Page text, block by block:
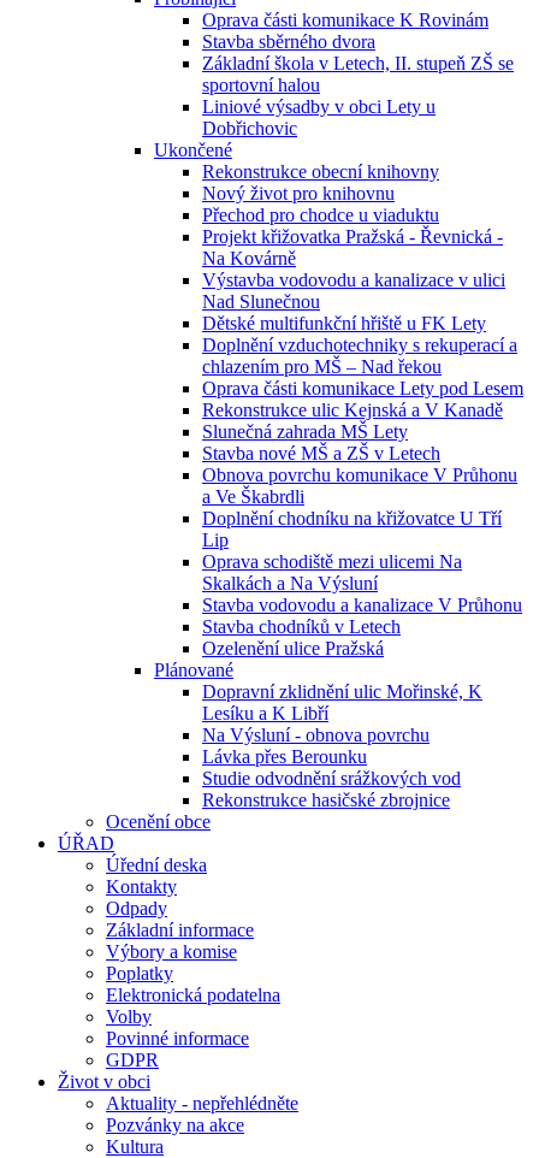
Oprava části komunikace K Rovinám
Stavba sběrného dvora
Základní škola v Letech, II. stupeň ZŠ se
sportovní halou
Liniové výsadby v obci Lety u
Dobřichovic
Ukončené
Rekonstrukce obecní knihovny
Nový život pro knihovnu
Přechod pro chodce u viaduktu
Projekt křižovatka Pražská - Řevnická -
Na Kovárně
Výstavba vodovodu a kanalizace v ulici
Nad Slunečnou
Dětské multifunkční hřiště u FK Lety
Doplnění vzduchotechniky s rekuperací a
chlazením pro MŠ – Nad řekou
Oprava části komunikace Lety pod Lesem
Rekonstrukce ulic Kejnská a V Kanadě
Slunečná zahrada MŠ Lety
Stavba nové MŠ a ZŠ v Letech
Obnova povrchu komunikace V Průhonu
a Ve Škabrdli
Doplnění chodníku na křižovatce U Tří
Lip
Oprava schodiště mezi ulicemi Na
Skalkách a Na Výsluní
Stavba vodovodu a kanalizace V Průhonu
Stavba chodníků v Letech
Ozelenění ulice Pražská
Plánované
Dopravní zklidnění ulic Mořinské, K
Lesíku a K Libří
Na Výsluní - obnova povrchu
Lávka přes Berounku
Studie odvodnění srážkových vod
Rekonstrukce hasičské zbrojnice
Ocenění obce
ÚŘAD
Úřední deska
Kontakty
Odpady
Základní informace
Výbory a komise
Poplatky
Elektronická podatelna
Volby
Povinné informace
GDPR
Život v obci
Aktuality - nepřehlédněte
Pozvánky na akce
Kultura